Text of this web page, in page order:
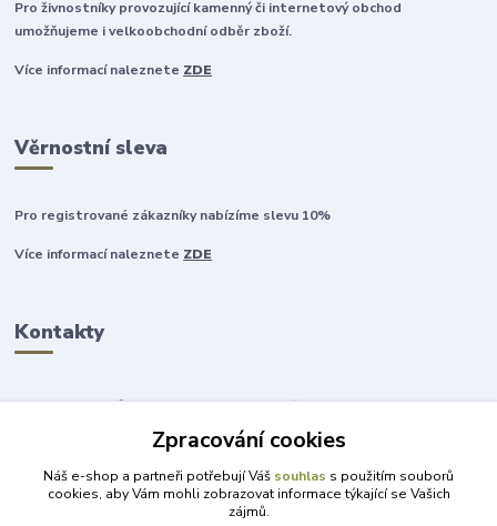
Pro živnostníky provozující kamenný či internetový obchod
umožňujeme i velkoobchodní odběr zboží.
Více informací naleznete ZDE
Věrnostní sleva
Pro registrované zákazníky nabízíme slevu 10%
Více informací naleznete ZDE
Kontakty
+420 777 315 999
obchod@darky-pro-radost.cz
Zpracování cookies
Náš e-shop a partneři potřebují Váš souhlas s použitím souborů
cookies, aby Vám mohli zobrazovat informace týkající se Vašich
zájmů.